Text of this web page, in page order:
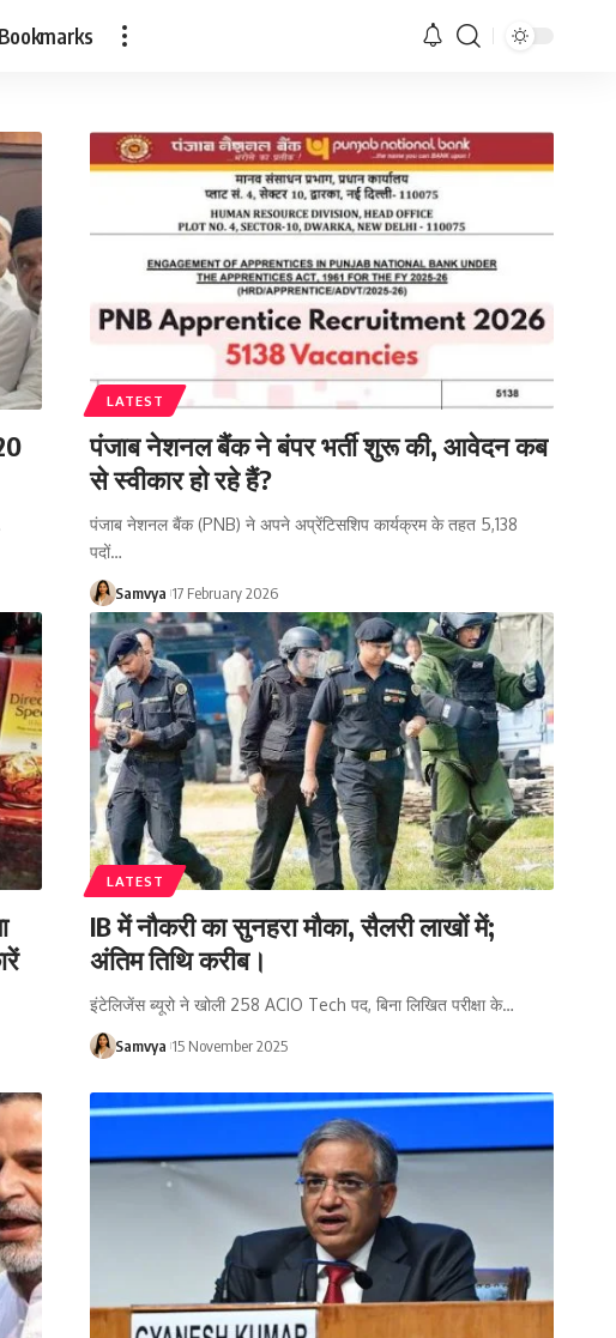
Bookmarks
LATEST
पंजाब नेशनल बैंक ने बंपर भर्ती शुरू की, आवेदन कब
से स्वीकार हो रहे हैं?
पंजाब नेशनल बैंक (PNB) ने अपने अप्रेंटिसशिप कार्यक्रम के तहत 5,138
पदों…
Samvya 17 February 2026
LATEST
IB में नौकरी का सुनहरा मौका, सैलरी लाखों में;
अंतिम तिथि करीब।
इंटेलिजेंस ब्यूरो ने खोली 258 ACIO Tech पद, बिना लिखित परीक्षा के…
Samvya 15 November 2025